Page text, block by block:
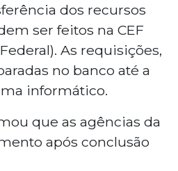
dos recursos
ser feitos na CEF
As requisições,
no banco até a
informático.
que as agências da
após conclusão